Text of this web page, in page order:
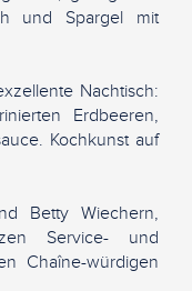
und Spargel mit
Nachtisch:
Erdbeeren,
Kochkunst auf
Betty Wiechern,
Service- und
Chaîne-würdigen